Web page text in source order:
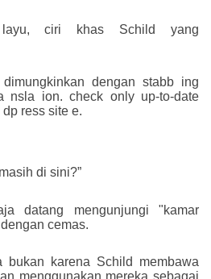
ciri khas Schild yang
dengan stabb ing
nsla ion. check only up-to-date
ress site e.
di sini?”
datang mengunjungi "kamar
cemas.
bukan karena Schild membawa